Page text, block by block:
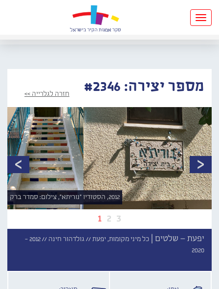
Toggle
navigation
מספר יצירה: #2346 חזרה לגלרייה >>
1 2 3
2012, הסטודיו "נוריתא", צילום: סמדר ברק
יפעת – שלטים | כל מיני מקומות, יפעת // גולדהור חינה //
2012 -
2020